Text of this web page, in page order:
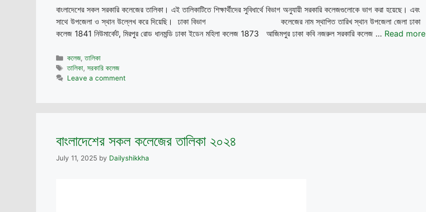
বাংলাদেশের সকল সরকারি কলেজের তালিকা। এই তালিকাটিতে শিক্ষার্থীদের সুবিধার্থে বিভাগ অনুযায়ী সরকারি কলেজগুলোকে ভাগ করা হয়েছে। এবং
সাথে উপজেলা ও স্থান উল্লেখ করে দিয়েছি। ঢাকা বিভাগ কলেজের নাম স্থাপিত তারিখ স্থান উপজেলা জেলা ঢাকা
কলেজ 1841 নিউমার্কেট, মিরপুর রোড ধানমন্ডি ঢাকা ইডেন মহিলা কলেজ 1873 আজিমপুর ঢাকা কবি নজরুল সরকারি কলেজ … Read more
Categories
কলেজ,তালিকা
Tags
তালিকা, সরকারি কলেজ
Leave a comment
বাংলাদেশের সকল কলেজের তালিকা ২০২৪
July 11, 2025 by Dailyshikkha